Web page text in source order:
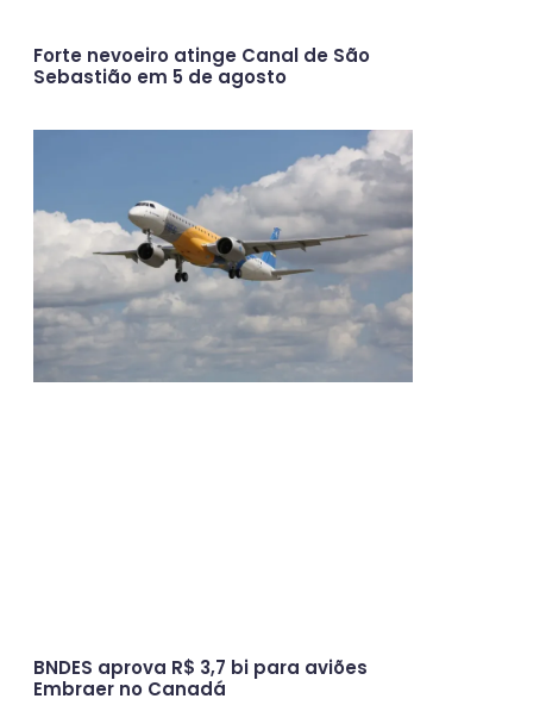
Forte nevoeiro atinge Canal de São
Sebastião em 5 de agosto
BNDES aprova R$ 3,7 bi para aviões
Embraer no Canadá